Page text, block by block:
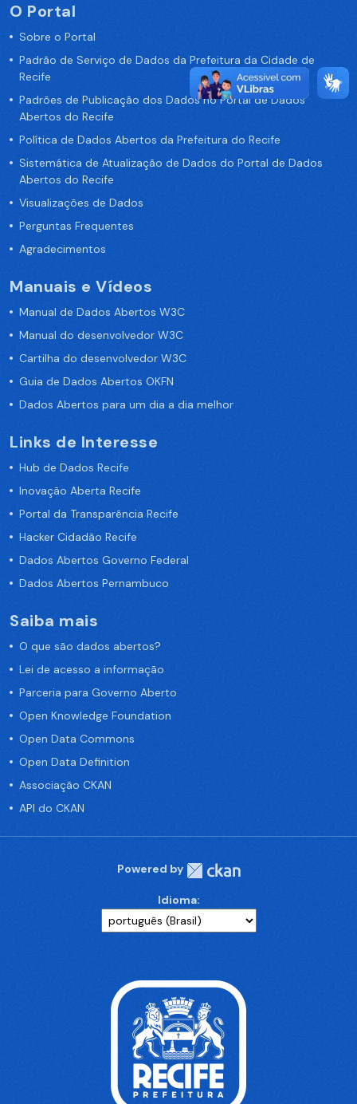
O Portal
Sobre o Portal
Padrão de Serviço de Dados da Prefeitura da Cidade de
Recife
Padrões de Publicação dos Dados no Portal de Dados
Abertos do Recife
Política de Dados Abertos da Prefeitura do Recife
Sistemática de Atualização de Dados do Portal de Dados
Abertos do Recife
Visualizações de Dados
Perguntas Frequentes
Agradecimentos
Manuais e Vídeos
Manual de Dados Abertos W3C
Manual do desenvolvedor W3C
Cartilha do desenvolvedor W3C
Guia de Dados Abertos OKFN
Dados Abertos para um dia a dia melhor
Links de Interesse
Hub de Dados Recife
Inovação Aberta Recife
Portal da Transparência Recife
Hacker Cidadão Recife
Dados Abertos Governo Federal
Dados Abertos Pernambuco
Saiba mais
O que são dados abertos?
Lei de acesso a informação
Parceria para Governo Aberto
Open Knowledge Foundation
Open Data Commons
Open Data Definition
Associação CKAN
API do CKAN
Powered by
Idioma